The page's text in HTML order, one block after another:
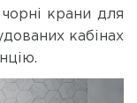
крани для
кабінах